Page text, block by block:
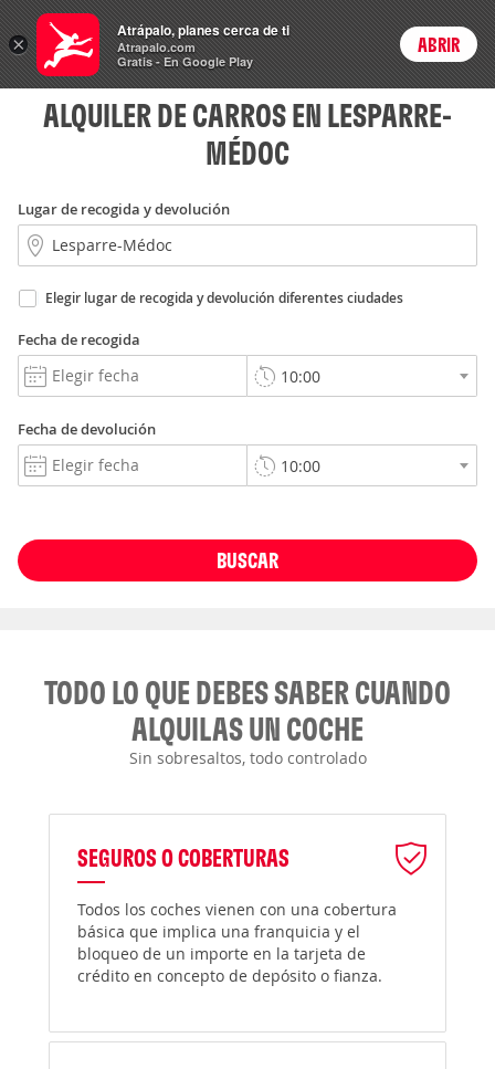
Rent
a Car Login
ALQUILER DE CARROS EN LESPARRE-
MÉDOC
Lugar de recogida y devolución
Elegir lugar de recogida y devolución diferentes ciudades
Fecha de recogida
Fecha de devolución
BUSCAR
TODO LO QUE DEBES SABER CUANDO
ALQUILAS UN COCHE
Sin sobresaltos, todo controlado
SEGUROS O COBERTURAS
Todos los coches vienen con una cobertura
básica que implica una franquicia y el
bloqueo de un importe en la tarjeta de
crédito en concepto de depósito o fianza.
×
Atrápalo, planes cerca de ti
Atrapalo.com
Gratis - En Google Play
ABRIR